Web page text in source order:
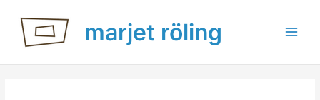
marjet röling